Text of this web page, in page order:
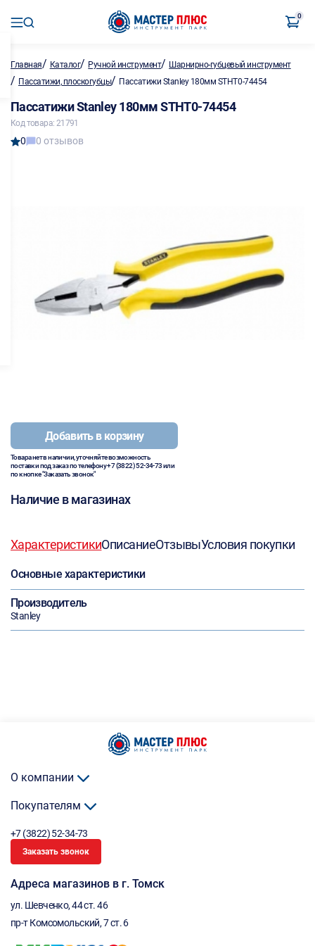
0
Главная/ Каталог/ Ручной инструмент/ Шарнирно-губцевый инструмент
/ Пассатижи, плоскогубцы/ Пассатижи Stanley 180мм STHT0-74454
Пассатижи Stanley 180мм STHT0-74454
Код товара: 21791
0 0 отзывов
Добавить в корзину
Товара нет в наличии, уточняйте возможность
поставки под заказ по телефону+7 (3822) 52-34-73или
по кнопке "Заказать звонок"
Наличие в магазинах
ХарактеристикиОписаниеОтзывыУсловия покупки
Основные характеристики
Производитель
Stanley
О компании
Покупателям
+7 (3822) 52-34-73
Заказать звонок
Адреса магазинов в г. Томск
ул. Шевченко, 44 ст. 46
пр-т Комсомольский, 7 ст. 6